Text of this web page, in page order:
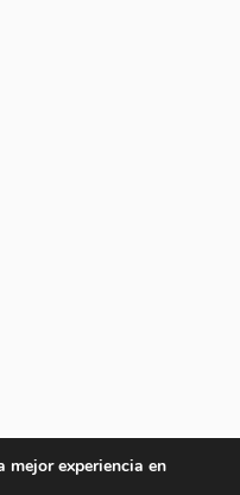
mejor experiencia en